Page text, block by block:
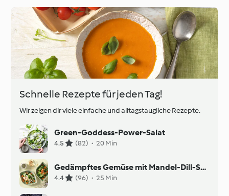
Schnelle Rezepte für jeden Tag!
Wir zeigen dir viele einfache und alltagstaugliche Rezepte.
Green-Goddess-Power-Salat
4.5 (82) · 20 Min
Gedämpftes Gemüse mit Mandel-Dill-Sauce
4.4 (96) · 25 Min